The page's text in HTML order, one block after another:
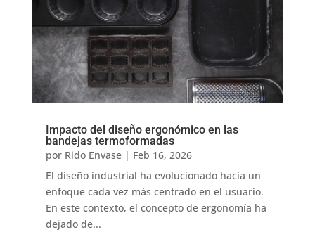
Impacto del diseño ergonómico en las
bandejas termoformadas
por Rido Envase| Feb 16, 2026
El diseño industrial ha evolucionado hacia un
enfoque cada vez más centrado en el usuario.
En este contexto, el concepto de ergonomía ha
dejado de...